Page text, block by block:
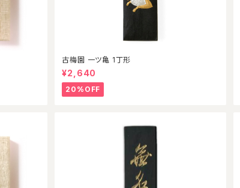
古梅園 一ツ亀 1丁形
¥2,640
20%OFF